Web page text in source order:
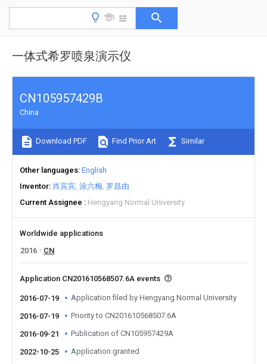
一体式希罗喷泉演示仪
CN105957429B
China
Download PDF Find Prior Art Similar
Other languages English
Inventor 肖宾宾 涂六梅 罗昌由
Current Assignee
Hengyang Normal University
Worldwide applications
2016
CN
Application CN201610568507.6A events
2016-07-19 Application filed by Hengyang Normal University
2016-07-19 Priority to CN201610568507.6A
2016-09-21 Publication of CN105957429A
2022-10-25 Application granted